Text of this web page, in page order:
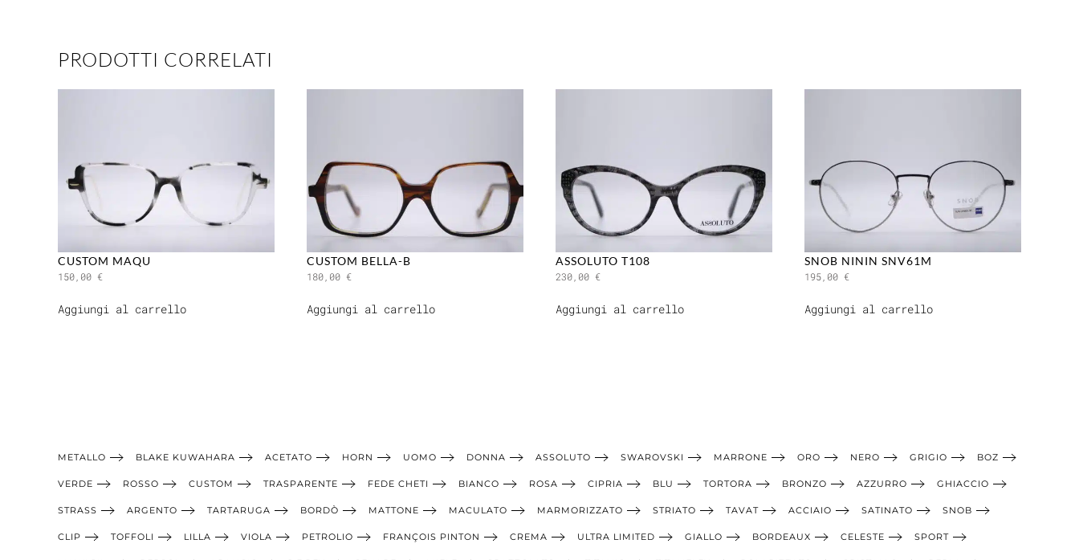
PRODOTTI CORRELATI
CUSTOM MAQU
150,00 €
Aggiungi al carrello
CUSTOM BELLA-B
180,00 €
Aggiungi al carrello
ASSOLUTO T108
230,00 €
Aggiungi al carrello
SNOB NININ SNV61M
195,00 €
Aggiungi al carrello
METALLO BLAKE KUWAHARA ACETATO HORN UOMO DONNA ASSOLUTO SWAROVSKI MARRONE ORO NERO GRIGIO BOZ
VERDE ROSSO CUSTOM TRASPARENTE FEDE CHETI BIANCO ROSA CIPRIA BLU TORTORA BRONZO AZZURRO GHIACCIO
STRASS ARGENTO TARTARUGA BORDÒ MATTONE MACULATO MARMORIZZATO STRIATO TAVAT ACCIAIO SATINATO SNOB
CLIP TOFFOLI LILLA VIOLA PETROLIO FRANÇOIS PINTON CREMA ULTRA LIMITED GIALLO BORDEAUX CELESTE SPORT